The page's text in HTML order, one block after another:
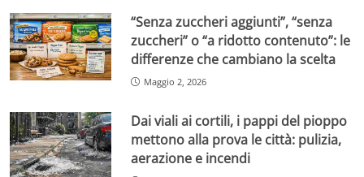
“Senza zuccheri aggiunti”, “senza
zuccheri” o “a ridotto contenuto”: le
differenze che cambiano la scelta
Maggio 2, 2026
Dai viali ai cortili, i pappi del pioppo
mettono alla prova le città: pulizia,
aerazione e incendi